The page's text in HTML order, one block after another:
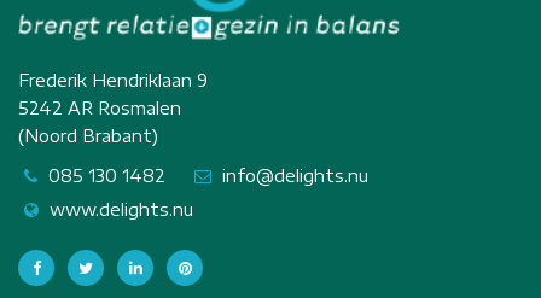
Frederik Hendriklaan 9
5242 AR Rosmalen
(Noord Brabant)
085 130 1482
info@delights.nu
www.delights.nu